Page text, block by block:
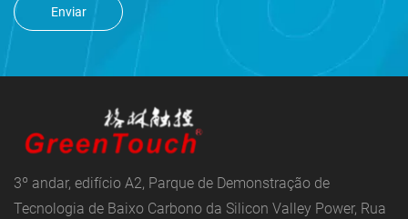
Enviar
3º andar, edifício A2, Parque de Demonstração de
Tecnologia de Baixo Carbono da Silicon Valley Power, Rua